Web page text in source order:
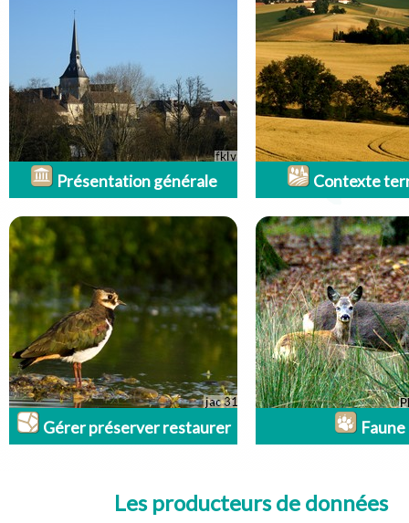
Présentation générale Contexte
Gérer préserver restaurer Faune
Les producteurs de données